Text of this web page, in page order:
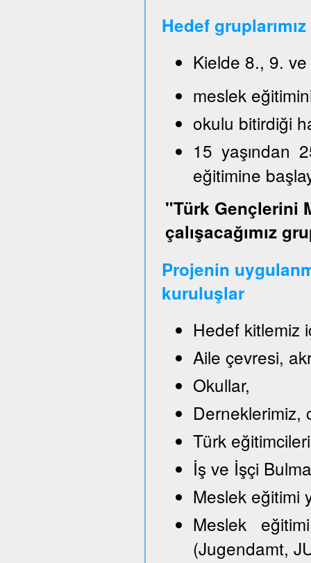
Hedef gruplarımız
Kielde 8., 9.
meslek
okulu bitirdiği
15 yaşından
eğitimine
"Türk Gençlerini
çalışacağımız
Projenin
kuruluşlar
Hedef kitlemiz
Aile çevresi,
Okullar,
Derneklerimiz,
Türk
İş ve İşçi
Meslek eğitimi
Meslek
(Jugendamt,